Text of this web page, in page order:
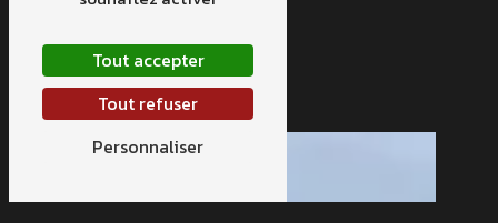
Tout accepter
Tout refuser
Personnaliser